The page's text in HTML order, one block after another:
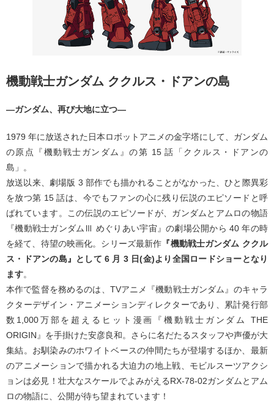
機動戦士ガンダム ククルス・ドアンの島
―ガンダム、再び大地に立つ―
1979 年に放送された日本ロボットアニメの金字塔にして、ガンダム
の原点『機動戦士ガンダム』の第 15 話「ククルス・ドアンの
島」。
放送以来、劇場版 3 部作でも描かれることがなかった、ひと際異彩
を放つ第 15 話は、今でもファンの心に残り伝説のエピソードと呼
ばれています。この伝説のエピソードが、ガンダムとアムロの物語
『機動戦士ガンダムⅢ めぐりあい宇宙』の劇場公開から 40 年の時
を経て、待望の映画化。シリーズ最新作 『機動戦士ガンダム ククル
ス・ドアンの島』として 6 月 3 日(金)より全国ロードショーとなり
ます。
本作で監督を務めるのは、TVアニメ『機動戦士ガンダム』のキャラ
クターデザイン・アニメーションディレクターであり、累計発行部
数1,000万部を超えるヒット漫画『機動戦士ガンダム THE
ORIGIN』を手掛けた安彦良和。さらに名だたるスタッフや声優が大
集結。お馴染みのホワイトベースの仲間たちが登場するほか、最新
のアニメーションで描かれる大迫力の地上戦、モビルスーツアクシ
ョンは必見！壮大なスケールでよみがえるRX-78-02ガンダムとアム
ロの物語に、公開が待ち望まれています！